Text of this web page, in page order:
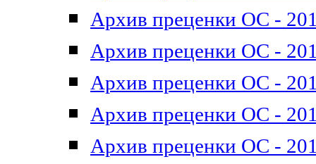
Архив преценки ОС -
Архив преценки ОС -
Архив преценки ОС -
Архив преценки ОС -
Архив преценки ОС -